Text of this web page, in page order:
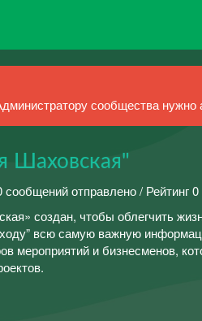
сообщества нужно
Шаховская"
сообщений отправлено / Рейтинг 0
создан, чтобы облегчить
ходу” всю самую важную
мероприятий и бизнесменов,